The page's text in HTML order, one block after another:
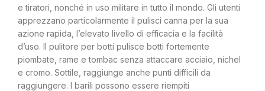
e tiratori, nonché in uso militare in tutto il mondo. Gli utenti
apprezzano particolarmente il pulisci canna per la sua
azione rapida, l’elevato livello di efficacia e la facilità
d’uso. Il pulitore per botti pulisce botti fortemente
piombate, rame e tombac senza attaccare acciaio, nichel
e cromo. Sottile, raggiunge anche punti difficili da
raggiungere. I barili possono essere riempiti